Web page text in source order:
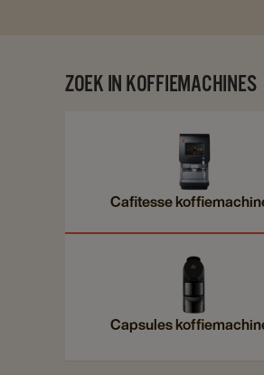
ZOEK IN KOFFIEMACHINES
Cafitesse
Capsules